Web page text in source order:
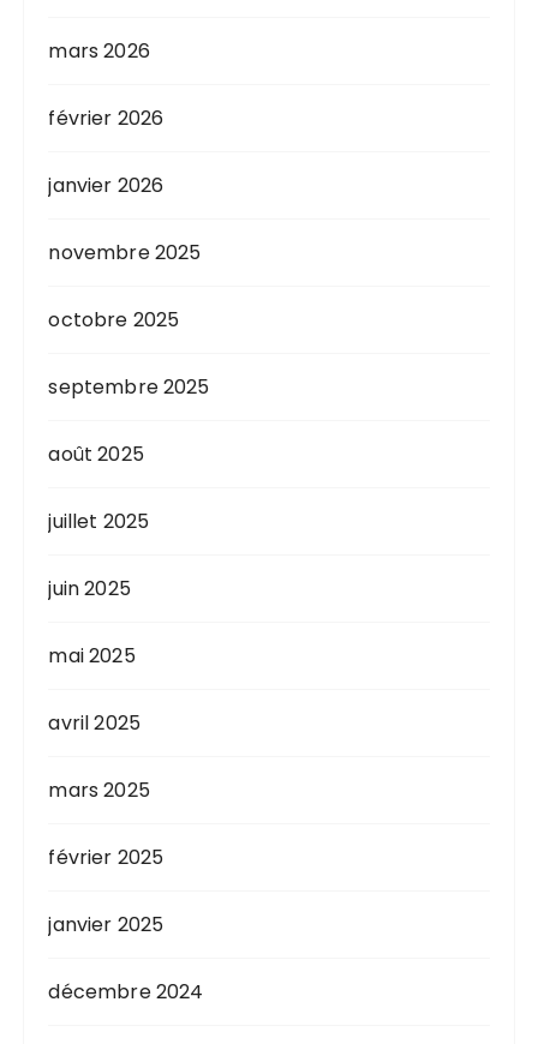
mars 2026
février 2026
janvier 2026
novembre 2025
octobre 2025
septembre 2025
août 2025
juillet 2025
juin 2025
mai 2025
avril 2025
mars 2025
février 2025
janvier 2025
décembre 2024